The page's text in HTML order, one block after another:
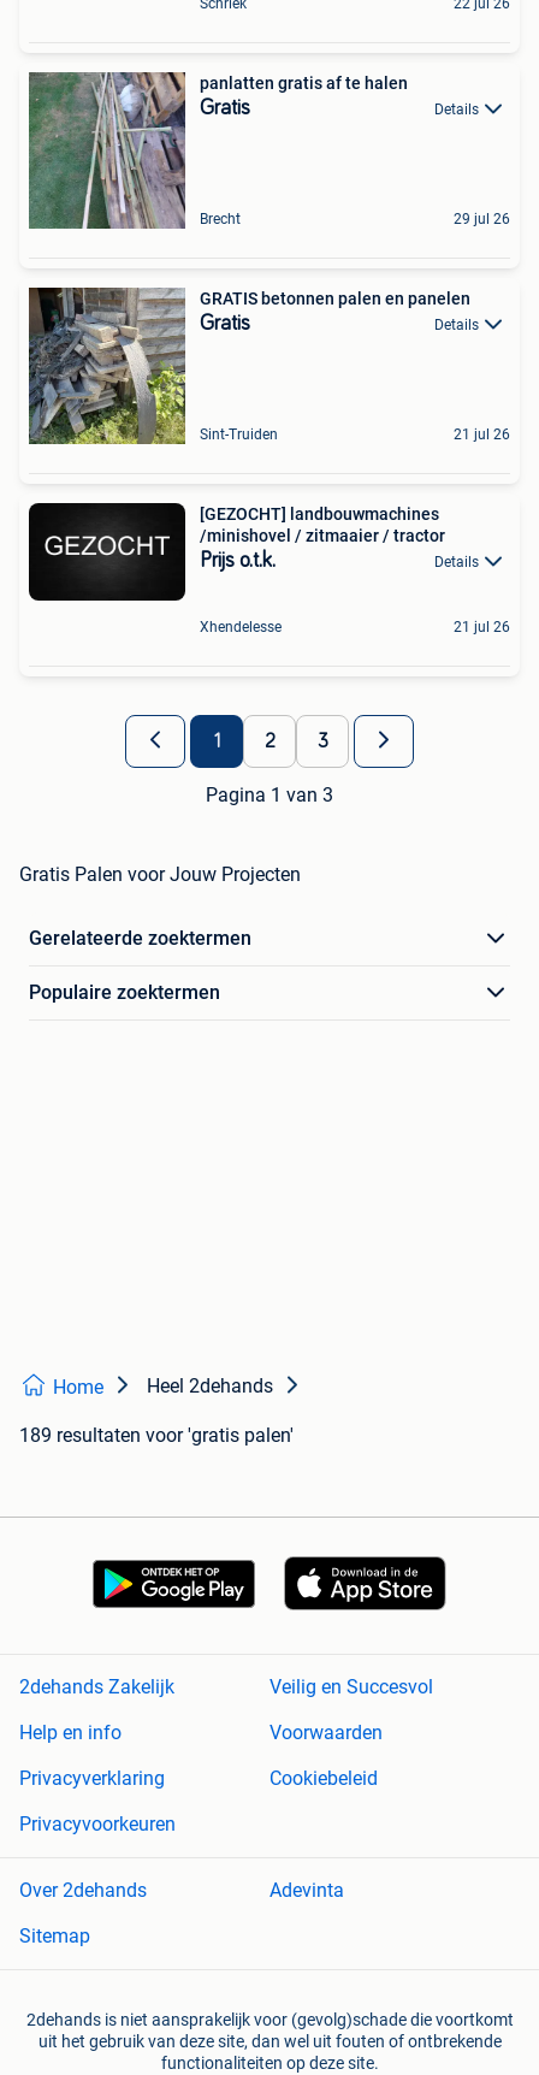
Schriek 22 jul 26
panlatten gratis af te halen
Gratis Details
Brecht 29 jul 26
GRATIS betonnen palen en panelen
Gratis Details
Sint-Truiden 21 jul 26
[GEZOCHT] landbouwmachines
/minishovel / zitmaaier / tractor
Prijs o.t.k. Details
Xhendelesse 21 jul 26
1 2 3
Pagina 1 van 3
Gratis Palen voor Jouw Projecten
Gerelateerde zoektermen
Populaire zoektermen
Home Heel 2dehands
189 resultaten voor 'gratis palen'
2dehands Zakelijk
Veilig en Succesvol
Help en info
Voorwaarden
Privacyverklaring
Cookiebeleid
Privacyvoorkeuren
Over 2dehands
Adevinta
Sitemap
2dehands is niet aansprakelijk voor (gevolg)schade die voortkomt
uit het gebruik van deze site, dan wel uit fouten of ontbrekende
functionaliteiten op deze site.